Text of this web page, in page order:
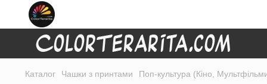
Каталог Чашки з принтами Поп-культура (Кіно,